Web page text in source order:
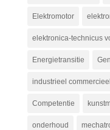
Elektromotor
elektronica-technicus
Energietransitie
industrieel
Competentie
onderhoud